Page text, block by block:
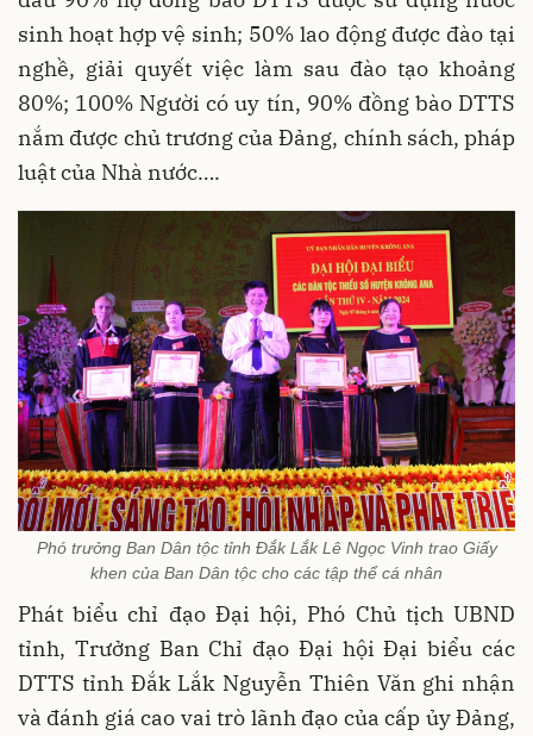
sinh hoạt hợp vệ sinh; 50% lao động được đào tại
nghề, giải quyết việc làm sau đào tạo khoảng
80%; 100% Người có uy tín, 90% đồng bào DTTS
nắm được chủ trương của Đảng, chính sách, pháp
luật của Nhà nước….
Phó trưởng Ban Dân tộc tỉnh Đắk Lắk Lê Ngọc Vinh trao Giấy
khen của Ban Dân tộc cho các tập thể cá nhân
Phát biểu chỉ đạo Đại hội, Phó Chủ tịch UBND
tỉnh, Trưởng Ban Chỉ đạo Đại hội Đại biểu các
DTTS tỉnh Đắk Lắk Nguyễn Thiên Văn ghi nhận
và đánh giá cao vai trò lãnh đạo của cấp ủy Đảng,